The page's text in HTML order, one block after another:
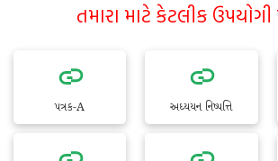
તમારા માટે કેટલીક ઉપયોગી
પત્રક-A અધ્યયન નિષ્પત્તિ